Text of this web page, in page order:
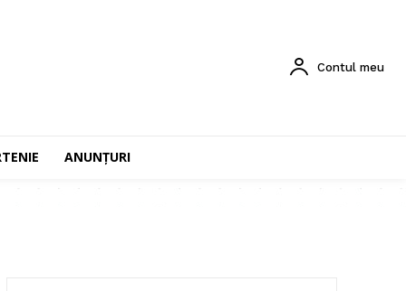
Contul meu
ANUNȚURI